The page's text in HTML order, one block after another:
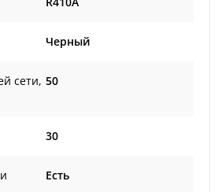
Черный
сети, 50
30
Есть